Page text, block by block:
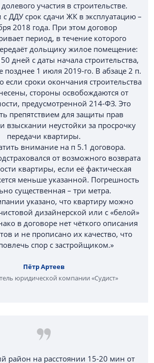
участия в строительстве.
с ДДУ срок сдачи ЖК в эксплуатацию –
2018 года. При этом договор
период, в течение которого
дольщику жилое помещение:
дней с даты начала строительства,
позднее 1 июля 2019-го. В абзаце 2 п.
если сроки окончания строительства
стороны освобождаются от
предусмотренной 214-ФЗ. Это
препятствием для защиты прав
взыскании неустойки за просрочку
передачи квартиры.
внимание на п 5.1 договора.
от возможного возврата
квартиры, если её фактическая
меньше указанной. Погрешность
существенная – три метра.
указано, что квартиру можно
дизайнерской или с «белой»
в договоре нет чёткого описания
и не прописано их качество, что
спор с застройщиком.»
Пётр Артеев
юридической компании «Судист»
район на расстоянии 15-20 мин от